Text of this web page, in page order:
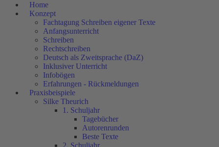
Home
Konzept
Fachtagung Schreiben eigener Texte
Anfangsunterricht
Schreiben
Rechtschreiben
Deutsch als Zweitsprache (DaZ)
Inklusiver Unterricht
Infobögen
Erfahrungen - Rückmeldungen
Praxisbeispiele
Silke Theurich
1. Schuljahr
Tagebücher
Autorenrunden
Beste Texte
2. Schuljahr